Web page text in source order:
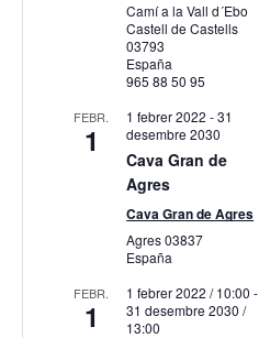
Camí a la Vall d´Ebo
Castell de Castells
03793
España
965 88 50 95
FEBR.
1
1 febrer 2022 -31
desembre 2030
Cava Gran de
Agres
Cava Gran de Agres
Agres03837
España
FEBR.
1
1 febrer 2022 / 10:00 -
31 desembre 2030 /
13:00